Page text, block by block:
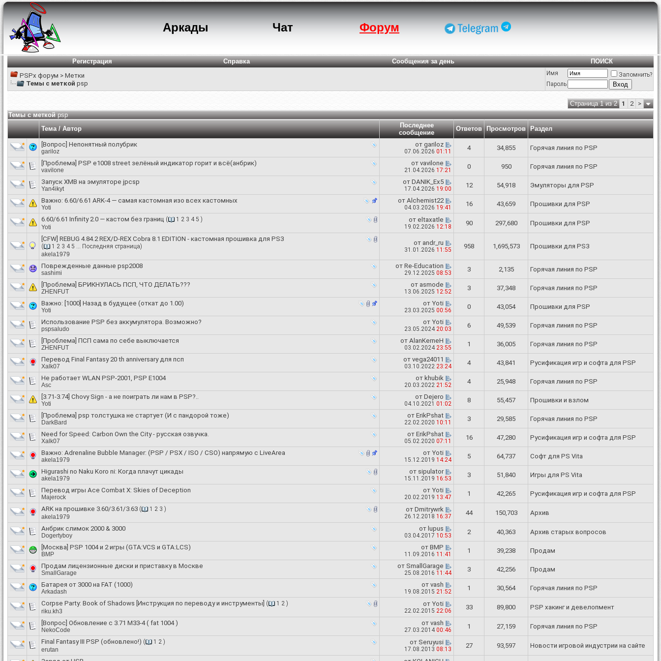
Аркады Чат Форум
Регистрация Справка Сообщения за день
ПОИСК
PSPx форум > Метки
Темы с меткой psp
Имя
Запомнить?
Пароль
Страница 1 из 2 1 2
>
Темы с меткойpsp
Тема / Автор
Последнее
сообщение
Ответов Просмотров Раздел
[Вопрос] Непонятный полубрик
gariloz
от gariloz
07.06.2026 01:11 4 34,855 Горячая линия по PSP
[Проблема] PSP e1008 street зелёный индикатор горит и всё(анбрик)
vavilone
от vavilone
21.04.2026 17:21 0 950 Горячая линия по PSP
Запуск XMB на эмуляторе jpcsp
Yan4ikyt
от DANIK_Ex5
17.04.2026 19:00 12 54,918 Эмуляторы для PSP
Важно: 6.60/6.61 ARK-4 — самая кастомная изо всех кастомных
Yoti
от Alchemist22
04.03.2026 19:41 16 43,659 Прошивки для PSP
6.60/6.61 Infinity 2.0 — кастом без границ ( 1 2 3 4 5 )
Yoti
от eltaxatle
19.02.2026 12:18 90 297,680 Прошивки для PSP
[CFW] REBUG 4.84.2 REX/D-REX Cobra 8.1 EDITION - кастомная прошивка для PS3
( 1 2 3 4 5 ... Последняя страница)
akela1979
от andr_ru
31.01.2026 11:55 958 1,695,573 Прошивки для PS3
Поврежденные данные psp2008
sashimi
от Re-Education
29.12.2025 08:53 3 2,135 Горячая линия по PSP
[Проблема] БРИКНУЛАСЬ ПСП, ЧТО ДЕЛАТЬ???
ZHENFUT
от asmode
13.06.2025 12:52 3 37,348 Горячая линия по PSP
Важно: [1000] Назад в будущее (откат до 1.00)
Yoti
от Yoti
23.03.2025 00:56 0 43,054 Прошивки для PSP
Использование PSP без аккумулятора. Возможно?
pspsaludo
от Yoti
23.05.2024 20:03 6 49,539 Горячая линия по PSP
[Проблема] ПСП сама по себе выключается
ZHENFUT
от AlanKerneH
03.02.2024 23:55 1 36,005 Горячая линия по PSP
Перевод Final Fantasy 20 th anniversary для псп
Xalk07
от vega24011
03.10.2022 23:24 4 43,841 Русификация игр и софта для PSP
Не работает WLAN PSP-2001, PSP E1004
Asc
от khubik
20.03.2022 21:52 4 25,948 Горячая линия по PSP
[3.71-3.74] Chovy Sign - а не поиграть ли нам в PSP?..
Yoti
от Dejero
04.10.2021 01:02 8 55,457 Прошивки и взлом
[Проблема] psp толстушка не стартует (И с пандорой тоже)
DarkBard
от ErikPshat
22.02.2020 10:11 3 29,585 Горячая линия по PSP
Need for Speed: Carbon Own the City - русская озвучка.
Xalk07
от ErikPshat
05.02.2020 07:11 16 47,280 Русификация игр и софта для PSP
Важно: Adrenaline Bubble Manager: (PSP / PSX / ISO / CSO) напрямую с LiveArea
akela1979
от Yoti
15.12.2019 14:24 5 64,737 Софт для PS Vita
Higurashi no Naku Koro ni: Когда плачут цикады
akela1979
от sipulator
15.11.2019 16:53 3 51,840 Игры для PS Vita
Перевод игры Ace Combat X: Skies of Deception
Majerock
от Yoti
20.02.2019 13:47 1 42,265 Русификация игр и софта для PSP
ARK на прошивке 3.60/3.61/3.63 ( 1 2 3 )
akela1979
от Dmitrywrk
26.12.2018 16:37 44 150,703 Архив
Анбрик слимок 2000 & 3000
Dogertyboy
от lupus
03.04.2017 10:53 2 40,363 Архив старых вопросов
[Москва] PSP 1004 и 2 игры (GTA:VCS и GTA:LCS)
BMP
от BMP
11.09.2016 11:41 1 39,238 Продам
Продам лицензионные диски и приставку в Москве
SmallGarage
от SmallGarage
25.08.2016 11:44 3 42,256 Продам
Батарея от 3000 на FAT (1000)
Arkadash
от vash
19.08.2015 21:52 1 30,564 Горячая линия по PSP
Corpse Party: Book of Shadows [Инструкция по переводу и инструменты] ( 1 2 )
riku.kh3
от Yoti
22.02.2015 22:06 33 89,800 PSP хакинг и девелопмент
[Вопрос] Обновление с 3.71 M33-4 ( fat 1004 )
NekoCode
от vash
27.03.2014 00:46 1 27,159 Горячая линия по PSP
Final Fantasy III PSP (обновлено!) ( 1 2 )
erutan
от Seruyusi
17.08.2013 08:13 27 93,597 Новости игровой индустрии на сайте